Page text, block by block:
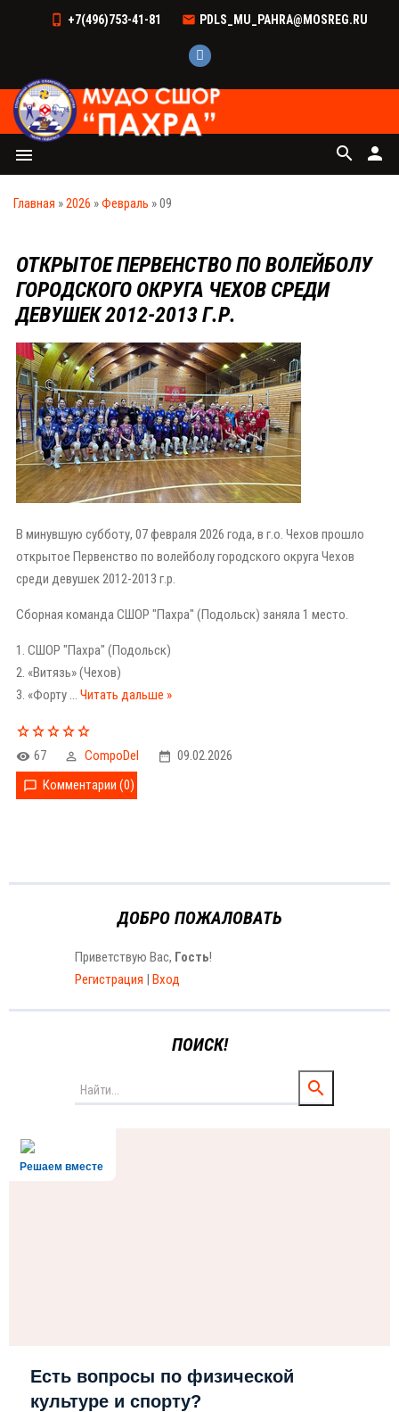
+7(496)753-41-81 PDLS_MU_PAHRA@MOSREG.RU
menu person
search
Главная »2026 »Февраль »09
ОТКРЫТОЕ ПЕРВЕНСТВО ПО ВОЛЕЙБОЛУ
ГОРОДСКОГО ОКРУГА ЧЕХОВ СРЕДИ
ДЕВУШЕК 2012-2013 Г.Р.
В минувшую субботу, 07 февраля 2026 года, в г.о. Чехов прошло
открытое Первенство по волейболу городского округа Чехов
среди девушек 2012-2013 г.р.
Сборная команда СШОР "Пахра" (Подольск) заняла 1 место.
1. СШОР "Пахра" (Подольск)
2. «Витязь» (Чехов)
3. «Форту ... Читать дальше »
67 CompoDel
09.02.2026
Комментарии (0)
ДОБРО ПОЖАЛОВАТЬ
Приветствую Вас, Гость!
Регистрация | Вход
ПОИСК!
Решаем вместе
Есть вопросы по физической
культуре и спорту?